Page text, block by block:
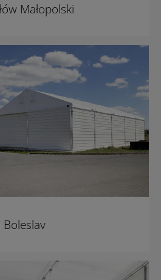
Małopolski
Boleslav